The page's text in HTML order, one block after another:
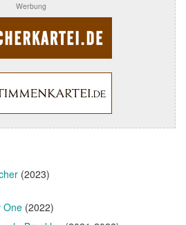
Werbung
(2023)
One (2022)